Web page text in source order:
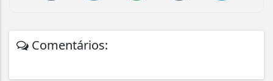
Comentários: